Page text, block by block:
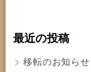
最近の投稿
移転のお知らせ